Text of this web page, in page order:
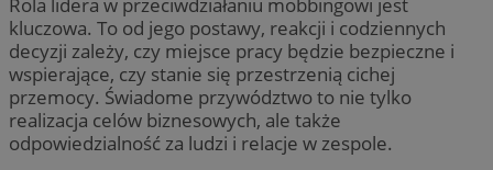
kluczowa. To od jego postawy, reakcji i codziennych
decyzji zależy, czy miejsce pracy będzie bezpieczne i
wspierające, czy stanie się przestrzenią cichej
przemocy. Świadome przywództwo to nie tylko
realizacja celów biznesowych, ale także
odpowiedzialność za ludzi i relacje w zespole.